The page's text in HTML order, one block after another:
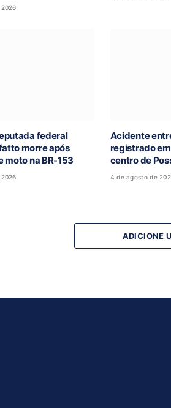
federal
morre após
moto na BR-153
Acidente
registrado
centro de
4 de agosto de
ADICIONE